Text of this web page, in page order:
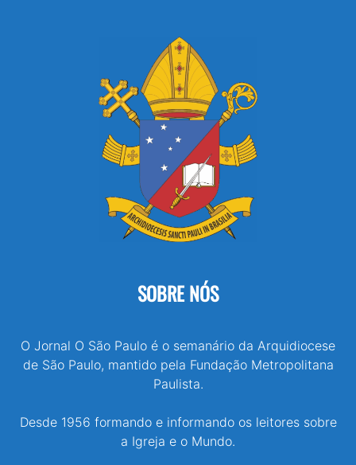
SOBRE NÓS
O Jornal O São Paulo é o semanário da Arquidiocese
de São Paulo, mantido pela Fundação Metropolitana
Paulista.
Desde 1956 formando e informando os leitores sobre
a Igreja e o Mundo.